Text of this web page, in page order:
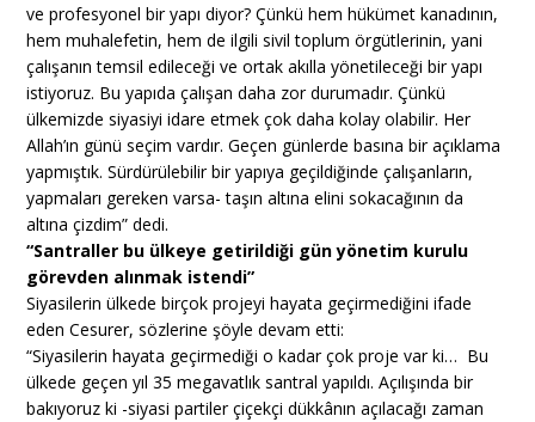
ve profesyonel bir yapı diyor? Çünkü hem hükümet kanadının,
hem muhalefetin, hem de ilgili sivil toplum örgütlerinin, yani
çalışanın temsil edileceği ve ortak akılla yönetileceği bir yapı
istiyoruz. Bu yapıda çalışan daha zor durumadır. Çünkü
ülkemizde siyasiyi idare etmek çok daha kolay olabilir. Her
Allah’ın günü seçim vardır. Geçen günlerde basına bir açıklama
yapmıştık. Sürdürülebilir bir yapıya geçildiğinde çalışanların,
yapmaları gereken varsa- taşın altına elini sokacağının da
altına çizdim” dedi.
“Santraller bu ülkeye getirildiği gün yönetim kurulu
görevden alınmak istendi”
Siyasilerin ülkede birçok projeyi hayata geçirmediğini ifade
eden Cesurer, sözlerine şöyle devam etti:
“Siyasilerin hayata geçirmediği o kadar çok proje var ki… Bu
ülkede geçen yıl 35 megavatlık santral yapıldı. Açılışında bir
bakıyoruz ki -siyasi partiler çiçekçi dükkânın açılacağı zaman